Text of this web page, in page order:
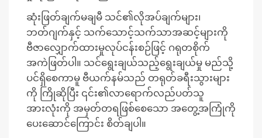
ဆုံးဖြတ်ချက်မချမီ သင်၏လိုအပ်ချက်များ၊
ဘတ်ဂျက်နှင့် သက်သောင့်သက်သာအဆင့်များကို
ဗီဇာလျှောက်ထားမှုလုပ်ငန်းစဉ်ဖြင့် ဂရုတစိုက်
အကဲဖြတ်ပါ။ သင်ရွေးချယ်သည့်ရွေးချယ်မှု မည်သို့
ပင်ရှိစေကာမူ ဗီယက်နမ်သည် တရုတ်ခရီးသွားများ
ကို ကြိုဆိုပြီး ၎င်း၏လာရောက်လည်ပတ်သူ
အားလုံးကို အမှတ်တရဖြစ်စေသော အတွေ့အကြုံကို
ပေးဆောင်ကြောင်း စိတ်ချပါ။